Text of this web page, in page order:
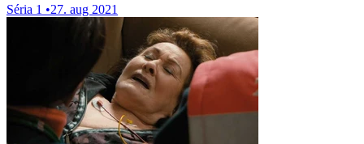
Séria 1 •27. aug 2021